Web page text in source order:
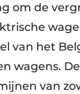
om de
van het
wagens.
van